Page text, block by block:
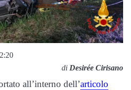
di Desirée Cirisano
all’interno dell’articolo